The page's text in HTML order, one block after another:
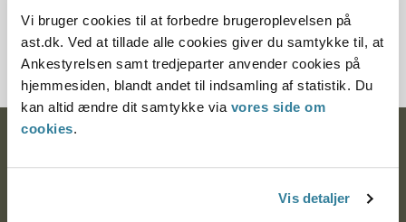
Vi bruger cookies til at forbedre brugeroplevelsen på
ast.dk. Ved at tillade alle cookies giver du samtykke til, at
Ankestyrelsen samt tredjeparter anvender cookies på
hjemmesiden, blandt andet til indsamling af statistik. Du
kan altid ændre dit samtykke via vores side om
cookies.
Vis detaljer
2000274-07